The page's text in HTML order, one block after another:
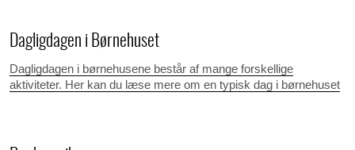
Dagligdagen i Børnehuset
Dagligdagen i børnehusene består af mange forskellige
aktiviteter. Her kan du læse mere om en typisk dag i børnehuset